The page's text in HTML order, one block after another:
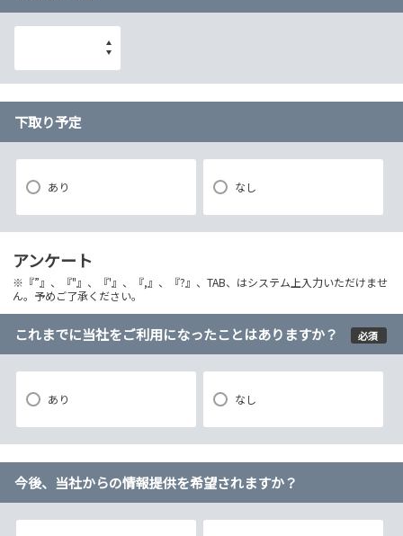
下取り予定
あり なし
アンケート
※『”』、『"』、『'』、『,』、『?』、TAB、はシステム上入力いただけませ
ん。予めご了承ください。
これまでに当社をご利用になったことはありますか？ 必須
あり なし
今後、当社からの情報提供を希望されますか？